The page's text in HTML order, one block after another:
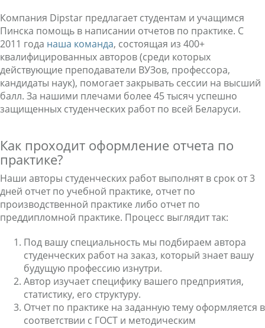
Компания Dipstar предлагает студентам и учащимся
Пинска помощь в написании отчетов по практике. С
2011 года наша команда, состоящая из 400+
квалифицированных авторов (среди которых
действующие преподаватели ВУЗов, профессора,
кандидаты наук), помогает закрывать сессии на высший
балл. За нашими плечами более 45 тысяч успешно
защищенных студенческих работ по всей Беларуси.
Как проходит оформление отчета по
практике?
Наши авторы студенческих работ выполнят в срок от 3
дней отчет по учебной практике, отчет по
производственной практике либо отчет по
преддипломной практике. Процесс выглядит так:
Под вашу специальность мы подбираем автора
студенческих работ на заказ, который знает вашу
будущую профессию изнутри.
Автор изучает специфику вашего предприятия,
статистику, его структуру.
Отчет по практике на заданную тему оформляется в
соответствии с ГОСТ и методическим